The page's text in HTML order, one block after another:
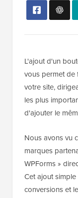
L'ajout d'un
vous permet de
votre site,
les plus
d'ajouter le
Nous avons vu
marques
WPForms »
Cet ajout
conversions et